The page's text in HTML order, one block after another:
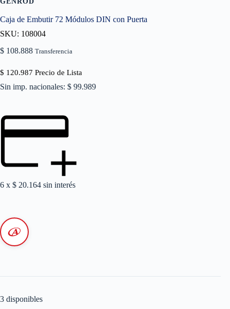
Caja de Embutir 72 Módulos DIN con Puerta
SKU: 108004
$ 108.888 Transferencia
$ 120.987 Precio de Lista
Sin imp. nacionales: $ 99.989
6 x $ 20.164 sin interés
3 disponibles